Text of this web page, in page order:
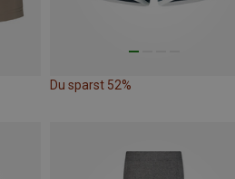
Du sparst 52%